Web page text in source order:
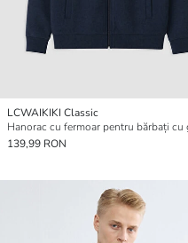
LCWAIKIKI Classic
139,99 RON